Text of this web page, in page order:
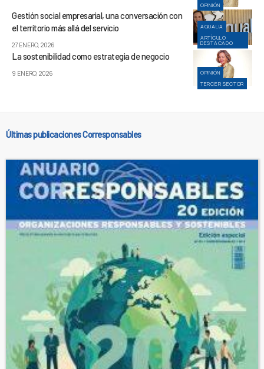
OPINIÓN
AQUALIA
ARTÍCULO
DESTACADO
Gestión social empresarial, una conversación con
el territorio más allá del servicio
27 ENERO, 2026
OPINIÓN
TERCER SECTOR
La sostenibilidad como estrategia de negocio
9 ENERO, 2026
Últimas publicaciones Corresponsables